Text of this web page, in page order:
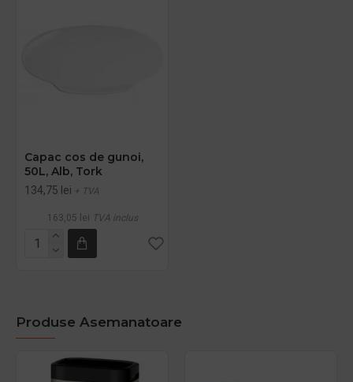
Capac cos de gunoi,
50L, Alb, Tork
134,75 lei + TVA
163,05 lei TVA inclus
Produse Asemanatoare